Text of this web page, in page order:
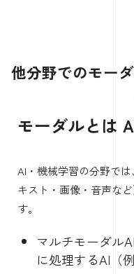
他分野でのモー
モーダルとは
AI・機械学習の分野で
キスト・画像・音声な
す。
マルチモーダル
に処理するAI（